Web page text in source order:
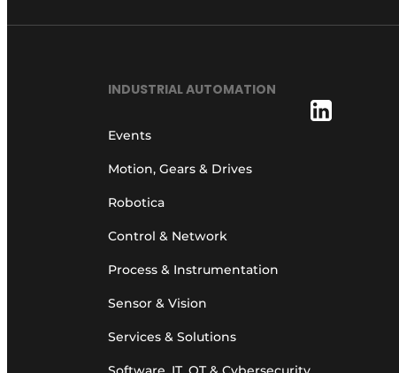
INDUSTRIAL AUTOMATION
Events
Motion, Gears & Drives
Robotica
Control & Network
Process & Instrumentation
Sensor & Vision
Services & Solutions